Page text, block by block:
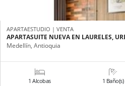
APARTAESTUDIO | VENTA
APARTASUITE NUEVA EN LAURELES,
Medellín, Antioquia
1 Alcobas 1 Baño(s)